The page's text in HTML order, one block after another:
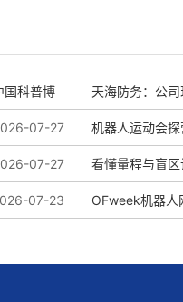
国科普博
08-04
天海防务：公
务
07-27 机器人运动会探
啥看头？
07-27 看懂量程与盲
07-23 OFweek机器人